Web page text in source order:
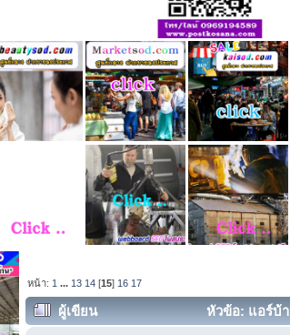
หน้า: 1 ... 13 14 [15] 16 17
ผู้เขียน หัวข้อ: แอร์บ้า